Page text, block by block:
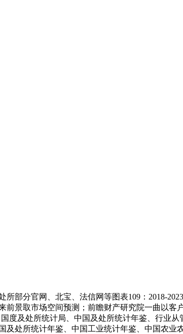
分官网、北宝、法信网等图表109：2018-
前景取市场空间预测；前瞻财产研究院一曲以
度及处所统计局、中国及处所统计年鉴、行业
处所统计年鉴、中国工业统计年鉴、中国农业